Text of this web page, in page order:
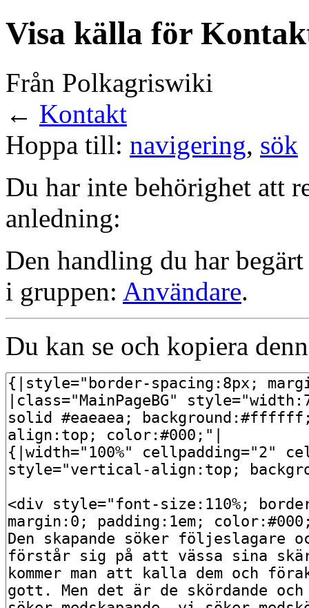
Visa källa för
Från Polkagriswiki
← Kontakt
Hoppa till: navigering, sök
Du har inte behörighet att
anledning:
Den handling du har
i gruppen: Användare.
Du kan se och kopiera